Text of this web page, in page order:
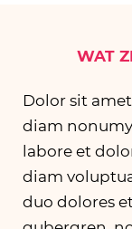
WAT
Dolor sit
diam
labore et
diam
duo dolores